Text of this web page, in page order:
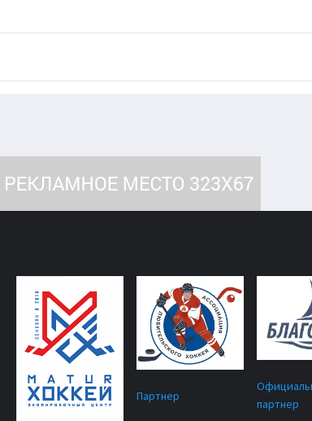
Партнер
партнер